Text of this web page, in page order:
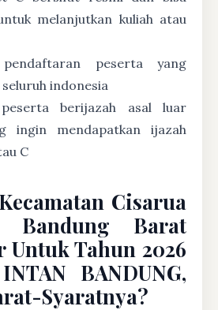
melanjutkan kuliah atau
peserta yang
indonesia
berijazah asal luar
ingin mendapatkan ijazah
C
Cisarua
Bandung Barat
Untuk Tahun 2026
BANDUNG,
Syaratnya?